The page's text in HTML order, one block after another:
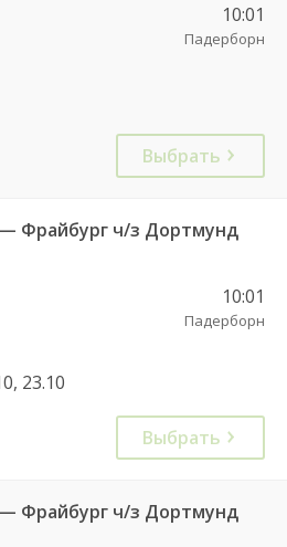
10:01
Падерборн
Выбрать
Фрайбург ч/з Дортмунд
10:01
Падерборн
23.10
Выбрать
Фрайбург ч/з Дортмунд